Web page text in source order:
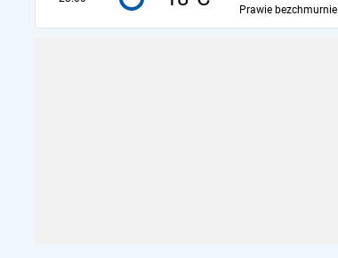
Prawie bezchmurnie